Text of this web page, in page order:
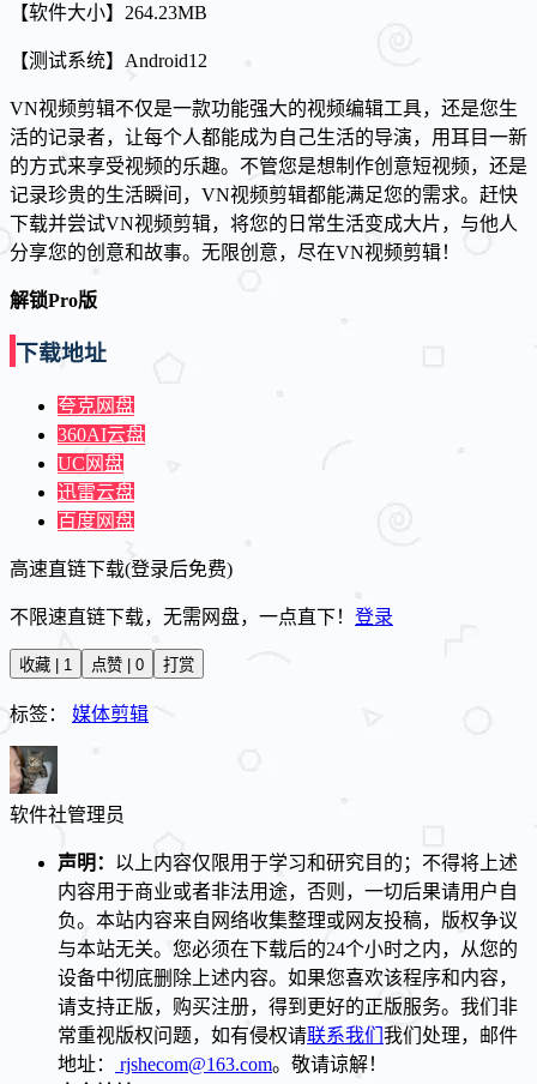
【软件大小】264.23MB
【测试系统】Android12
VN视频剪辑不仅是一款功能强大的视频编辑工具，还是您生
活的记录者，让每个人都能成为自己生活的导演，用耳目一新
的方式来享受视频的乐趣。不管您是想制作创意短视频，还是
记录珍贵的生活瞬间，VN视频剪辑都能满足您的需求。赶快
下载并尝试VN视频剪辑，将您的日常生活变成大片，与他人
分享您的创意和故事。无限创意，尽在VN视频剪辑！
解锁Pro版
下载地址
夸克网盘
360AI云盘
UC网盘
迅雷云盘
百度网盘
高速直链下载(登录后免费)
不限速直链下载，无需网盘，一点直下！ 登录
收藏 | 1 点赞 | 0 打赏
标签： 媒体剪辑
软件社管理员
声明： 以上内容仅限用于学习和研究目的；不得将上述
内容用于商业或者非法用途，否则，一切后果请用户自
负。本站内容来自网络收集整理或网友投稿，版权争议
与本站无关。您必须在下载后的24个小时之内，从您的
设备中彻底删除上述内容。如果您喜欢该程序和内容，
请支持正版，购买注册，得到更好的正版服务。我们非
常重视版权问题，如有侵权请联系我们 我们处理，邮件
地址：
rjshecom@163.com。敬请谅解！